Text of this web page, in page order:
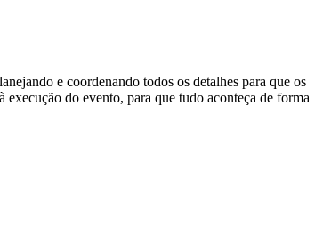
e coordenando todos os detalhes para que os
do evento, para que tudo aconteça de forma